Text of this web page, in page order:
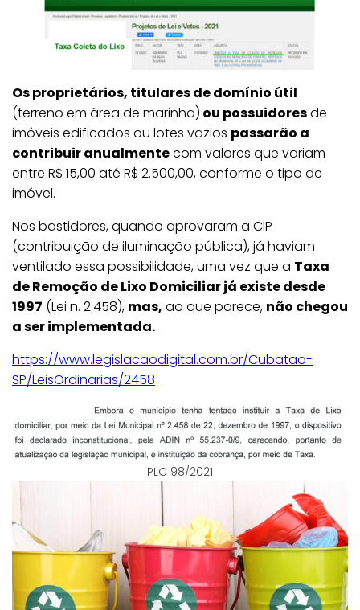
Os proprietários, titulares de domínio útil
(terreno em área de marinha) ou possuidoresde
imóveis edificados ou lotes vazios passarão a
contribuir anualmentecom valores que variam
entre R$ 15,00 até R$ 2.500,00, conforme o tipo de
imóvel.
Nos bastidores, quando aprovaram a CIP
(contribuição de iluminação pública), já haviam
ventilado essa possibilidade, uma vez que a Taxa
de Remoção de Lixo Domiciliar já existe desde
1997 (Lei n. 2.458), mas, ao que parece, não chegou
a ser implementada.
https://www.legislacaodigital.com.br/Cubatao-
SP/LeisOrdinarias/2458
PLC 98/2021